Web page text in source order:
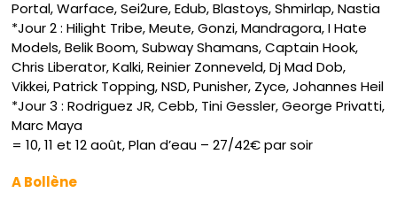
Portal, Warface, Sei2ure, Edub, Blastoys, Shmirlap, Nastia
*Jour 2 : Hilight Tribe, Meute, Gonzi, Mandragora, I Hate
Models, Belik Boom, Subway Shamans, Captain Hook,
Chris Liberator, Kalki, Reinier Zonneveld, Dj Mad Dob,
Vikkei, Patrick Topping, NSD, Punisher, Zyce, Johannes Heil
*Jour 3 : Rodriguez JR, Cebb, Tini Gessler, George Privatti,
Marc Maya
= 10, 11 et 12 août, Plan d’eau – 27/42€ par soir
A Bollène